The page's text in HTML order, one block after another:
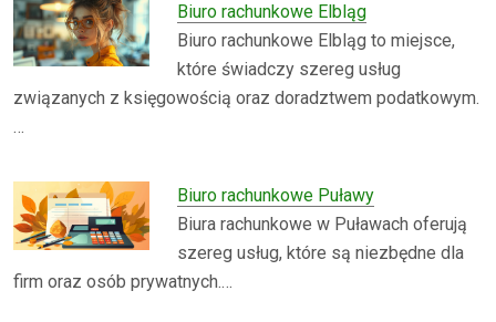
Biuro rachunkowe Elbląg
Biuro rachunkowe Elbląg to miejsce,
które świadczy szereg usług
związanych z księgowością oraz doradztwem podatkowym.
…
Biuro rachunkowe Puławy
Biura rachunkowe w Puławach oferują
szereg usług, które są niezbędne dla
firm oraz osób prywatnych.…